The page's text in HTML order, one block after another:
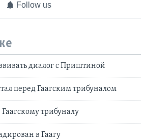
Follow us
диалог с Приштиной
перед Гаагским трибуналом
трибуналу
в Гаагу